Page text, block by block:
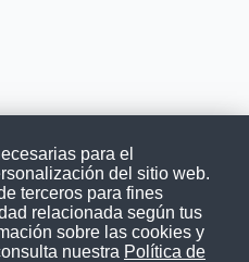
para el
del sitio web.
terceros para fines
relacionada según tus
sobre las cookies y
nuestra Política de